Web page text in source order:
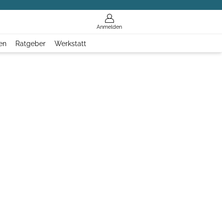
Anmelden
Ratgeber Werkstatt